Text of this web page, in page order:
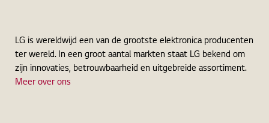
LG is wereldwijd een van de grootste elektronica producenten
ter wereld. In een groot aantal markten staat LG bekend om
zijn innovaties, betrouwbaarheid en uitgebreide assortiment.
Meer over ons